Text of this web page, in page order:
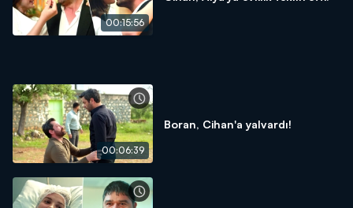
00:15:56
00:06:39
Boran, Cihan'a yalvardı!